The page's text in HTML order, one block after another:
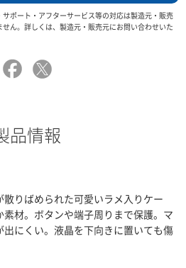
ポート・アフターサービス等の対応は製造元・販売
ん。詳しくは、製造元・販売元にお問い合わせいた
品情報
りばめられた可愛いラメ入りケー
材。ボタンや端子周りまで保護。マ
にくい。液晶を下向きに置いても傷